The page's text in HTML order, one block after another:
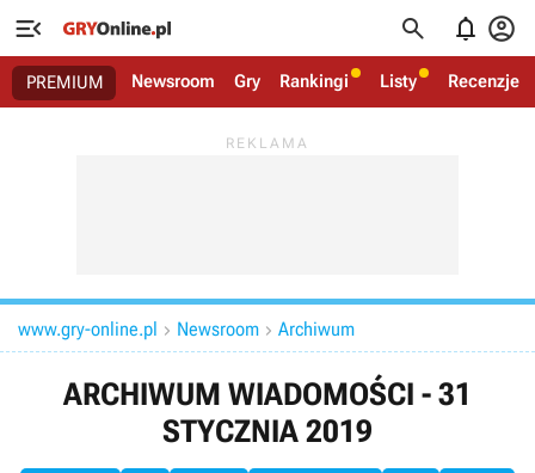
   
PREMIUM Newsroom Gry Rankingi Listy Recenzje
www.gry-online.pl  Newsroom  Archiwum
ARCHIWUM WIADOMOŚCI - 31
STYCZNIA 2019